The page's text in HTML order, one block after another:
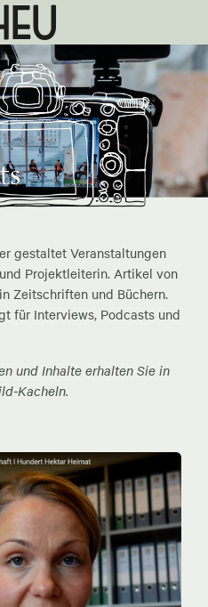
gestaltet Veranstaltungen
Projektleiterin. Artikel von
Zeitschriften und Büchern.
für Interviews, Podcasts und
und Inhalte erhalten Sie in
Kacheln.